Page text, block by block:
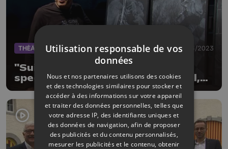
THÉÂTRE 18/06/2023
"Suis-je bête ?" la conférence
spectacle de Jean-Louis Maréchal,
un plaidoyer pour la cause animale
Utilisation responsable de vos
données
Nous et nos partenaires utilisons des cookies
et des technologies similaires pour stocker et
accéder à des informations sur votre appareil
et traiter des données personnelles, telles que
votre adresse IP, des identifiants uniques et
des données de navigation, afin de proposer
des publicités et du contenu personnalisés,
mesurer les publicités et le contenu, obtenir